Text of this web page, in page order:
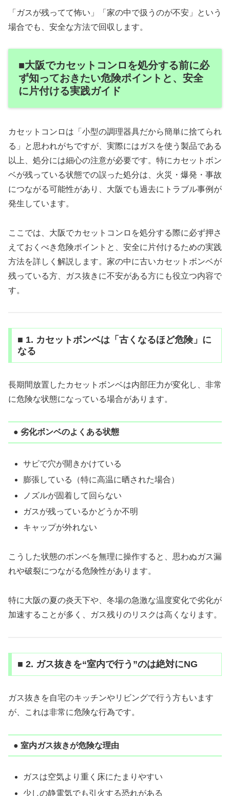
「ガスが残ってて怖い」「家の中で扱うのが不安」という
場合でも、安全な方法で回収します。
■大阪でカセットコンロを処分する前に必
ず知っておきたい危険ポイントと、安全
に片付ける実践ガイド
カセットコンロは「小型の調理器具だから簡単に捨てられ
る」と思われがちですが、実際にはガスを使う製品である
以上、処分には細心の注意が必要です。特にカセットボン
ベが残っている状態での誤った処分は、火災・爆発・事故
につながる可能性があり、大阪でも過去にトラブル事例が
発生しています。
ここでは、大阪でカセットコンロを処分する際に必ず押さ
えておくべき危険ポイントと、安全に片付けるための実践
方法を詳しく解説します。家の中に古いカセットボンベが
残っている方、ガス抜きに不安がある方にも役立つ内容で
す。
■ 1. カセットボンベは「古くなるほど危険」に
なる
長期間放置したカセットボンベは内部圧力が変化し、非常
に危険な状態になっている場合があります。
● 劣化ボンベのよくある状態
サビで穴が開きかけている
膨張している（特に高温に晒された場合）
ノズルが固着して回らない
ガスが残っているかどうか不明
キャップが外れない
こうした状態のボンベを無理に操作すると、思わぬガス漏
れや破裂につながる危険性があります。
特に大阪の夏の炎天下や、冬場の急激な温度変化で劣化が
加速することが多く、ガス残りのリスクは高くなります。
■ 2. ガス抜きを“室内で行う”のは絶対にNG
ガス抜きを自宅のキッチンやリビングで行う方もいます
が、これは非常に危険な行為です。
● 室内ガス抜きが危険な理由
ガスは空気より重く床にたまりやすい
少しの静電気でも引火する恐れがある